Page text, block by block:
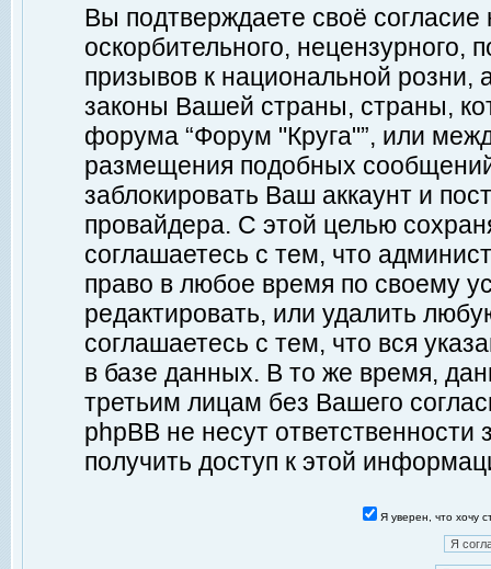
Вы подтверждаете своё
оскорбительного, нецензурного,
призывов к национальной
законы Вашей страны, страны,
форума “Форум "Круга"”, или
размещения подобных
заблокировать Ваш аккаунт и
провайдера. С этой целью
соглашаетесь с тем, что
право в любое время по своему
редактировать, или удалить
соглашаетесь с тем, что вся
в базе данных. В то же время,
третьим лицам без Вашего
phpBB не несут ответственности
получить доступ к этой
Я уверен, что хочу